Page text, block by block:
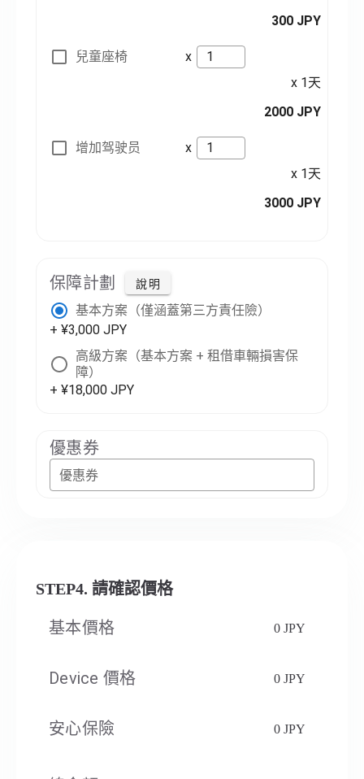
300 JPY
兒童座椅
x
x 1天
2000 JPY
增加驾驶员
x
x 1天
3000 JPY
保障計劃 說明
基本方案（僅涵蓋第三方責任險）
+ ¥3,000 JPY
高級方案（基本方案 + 租借車輛損害保
障）
+ ¥18,000 JPY
優惠券
優惠券
STEP4. 請確認價格
基本價格 0 JPY
Device 價格 0 JPY
安心保險 0 JPY